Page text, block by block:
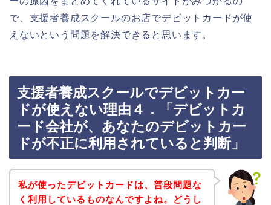
で、支援者養成スクールのお店でデビットカードが使
えないという問題を解決できると思います。
支援者養成スクールでデビットカー
ドが使えない理由４．「デビットカ
ード会社が、あなたのデビットカー
ドが不正に利用されていると判断」
私が使ったデビットカードは、普段問題な
く利用しているものなんですよね。どうし